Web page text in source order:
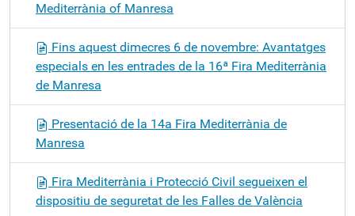
Mediterrània of Manresa
Fins aquest dimecres 6 de novembre: Avantatges
especials en les entrades de la 16ª Fira Mediterrània
de Manresa
Presentació de la 14a Fira Mediterrània de
Manresa
Fira Mediterrània i Protecció Civil segueixen el
dispositiu de seguretat de les Falles de València